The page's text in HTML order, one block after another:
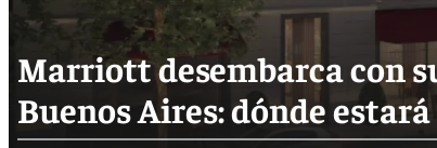
Marriott desembarca con
Buenos Aires: dónde estará